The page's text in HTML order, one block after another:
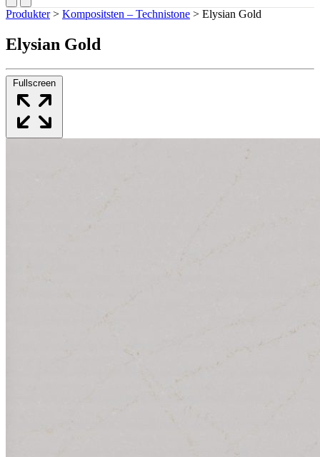
Produkter > Kompositsten – Technistone > Elysian Gold
Elysian Gold
Fullscreen